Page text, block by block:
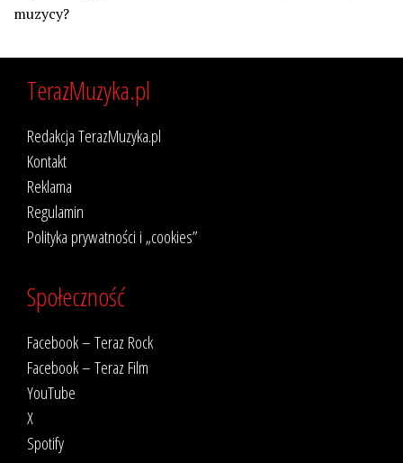
muzycy?
TerazMuzyka.pl
Redakcja TerazMuzyka.pl
Kontakt
Reklama
Regulamin
Polityka prywatności i „cookies”
Społeczność
Facebook – Teraz Rock
Facebook – Teraz Film
YouTube
X
Spotify